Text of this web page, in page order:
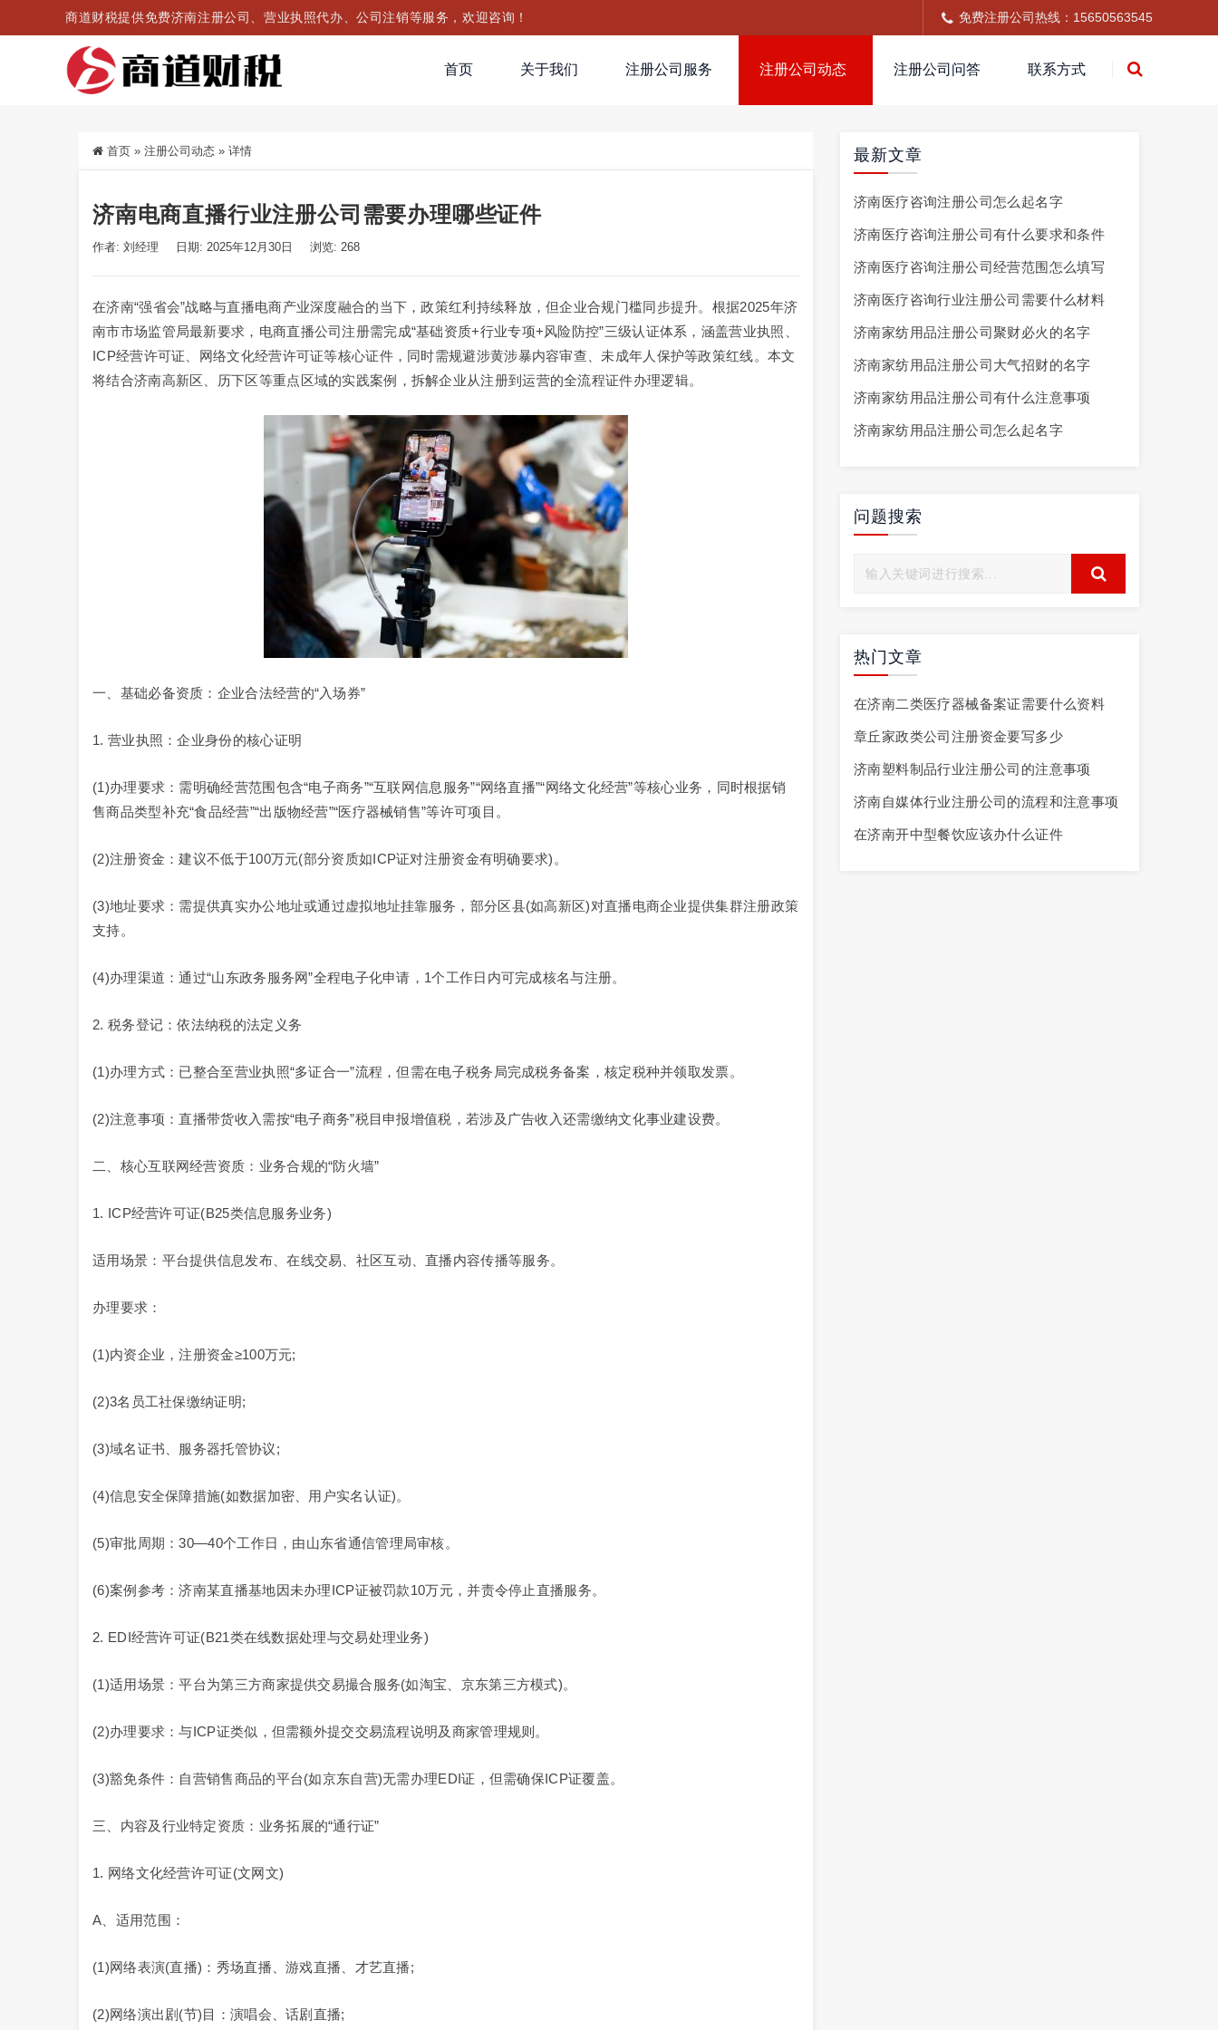
商道财税提供免费济南注册公司、营业执照代办、公司注销等服务，欢迎咨询！ 免费注册公司热线：15650563545
首页 关于我们 注册公司服务 注册公司动态 注册公司问答 联系方式
首页 » 注册公司动态 » 详情
济南电商直播行业注册公司需要办理哪些证件
作者: 刘经理 日期: 2025年12月30日 浏览: 268
在济南“强省会”战略与直播电商产业深度融合的当下，政策红利持续释放，但企业合规门槛同步提升。根据2025年济
南市市场监管局最新要求，电商直播公司注册需完成“基础资质+行业专项+风险防控”三级认证体系，涵盖营业执照、
ICP经营许可证、网络文化经营许可证等核心证件，同时需规避涉黄涉暴内容审查、未成年人保护等政策红线。本文
将结合济南高新区、历下区等重点区域的实践案例，拆解企业从注册到运营的全流程证件办理逻辑。
一、基础必备资质：企业合法经营的“入场券”
1. 营业执照：企业身份的核心证明
(1)办理要求：需明确经营范围包含“电子商务”“互联网信息服务”“网络直播”“网络文化经营”等核心业务，同时根据销
售商品类型补充“食品经营”“出版物经营”“医疗器械销售”等许可项目。
(2)注册资金：建议不低于100万元(部分资质如ICP证对注册资金有明确要求)。
(3)地址要求：需提供真实办公地址或通过虚拟地址挂靠服务，部分区县(如高新区)对直播电商企业提供集群注册政策
支持。
(4)办理渠道：通过“山东政务服务网”全程电子化申请，1个工作日内可完成核名与注册。
2. 税务登记：依法纳税的法定义务
(1)办理方式：已整合至营业执照“多证合一”流程，但需在电子税务局完成税务备案，核定税种并领取发票。
(2)注意事项：直播带货收入需按“电子商务”税目申报增值税，若涉及广告收入还需缴纳文化事业建设费。
二、核心互联网经营资质：业务合规的“防火墙”
1. ICP经营许可证(B25类信息服务业务)
适用场景：平台提供信息发布、在线交易、社区互动、直播内容传播等服务。
办理要求：
(1)内资企业，注册资金≥100万元;
(2)3名员工社保缴纳证明;
(3)域名证书、服务器托管协议;
(4)信息安全保障措施(如数据加密、用户实名认证)。
(5)审批周期：30—40个工作日，由山东省通信管理局审核。
(6)案例参考：济南某直播基地因未办理ICP证被罚款10万元，并责令停止直播服务。
2. EDI经营许可证(B21类在线数据处理与交易处理业务)
(1)适用场景：平台为第三方商家提供交易撮合服务(如淘宝、京东第三方模式)。
(2)办理要求：与ICP证类似，但需额外提交交易流程说明及商家管理规则。
(3)豁免条件：自营销售商品的平台(如京东自营)无需办理EDI证，但需确保ICP证覆盖。
三、内容及行业特定资质：业务拓展的“通行证”
1. 网络文化经营许可证(文网文)
A、适用范围：
(1)网络表演(直播)：秀场直播、游戏直播、才艺直播;
(2)网络演出剧(节)目：演唱会、话剧直播;
最新文章
济南医疗咨询注册公司怎么起名字
济南医疗咨询注册公司有什么要求和条件
济南医疗咨询注册公司经营范围怎么填写
济南医疗咨询行业注册公司需要什么材料
济南家纺用品注册公司聚财必火的名字
济南家纺用品注册公司大气招财的名字
济南家纺用品注册公司有什么注意事项
济南家纺用品注册公司怎么起名字
问题搜索
热门文章
在济南二类医疗器械备案证需要什么资料
章丘家政类公司注册资金要写多少
济南塑料制品行业注册公司的注意事项
济南自媒体行业注册公司的流程和注意事项
在济南开中型餐饮应该办什么证件